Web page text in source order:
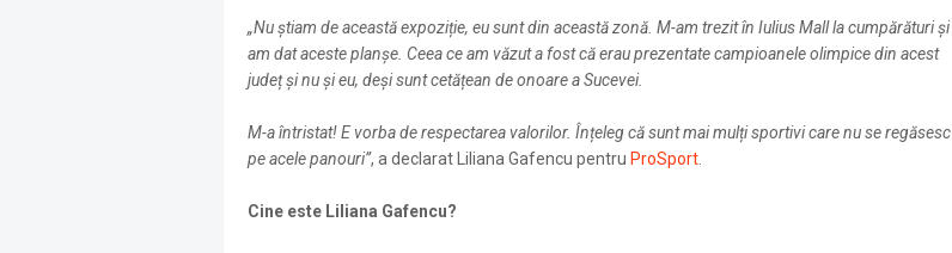
„Nu știam de această expoziție, eu sunt din această zonă. M-am trezit în Iulius Mall la cumpărături și
am dat aceste planșe. Ceea ce am văzut a fost că erau prezentate campioanele olimpice din acest
județ și nu și eu, deși sunt cetățean de onoare a Sucevei.
M-a întristat! E vorba de respectarea valorilor. Înțeleg că sunt mai mulți sportivi care nu se regăsesc
pe acele panouri”, a declarat Liliana Gafencu pentru ProSport
Cine este Liliana Gafencu?